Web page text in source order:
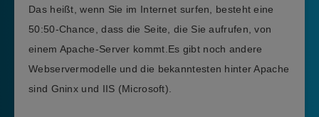
Das heißt, wenn Sie im Internet surfen, besteht eine
50:50-Chance, dass die Seite, die Sie aufrufen, von
einem Apache-Server kommt.Es gibt noch andere
Webservermodelle und die bekanntesten hinter Apache
sind Gninx und IIS (Microsoft).